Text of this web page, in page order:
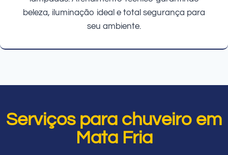
beleza, iluminação ideal e total segurança para
seu ambiente.
Serviços para chuveiro em
Mata Fria